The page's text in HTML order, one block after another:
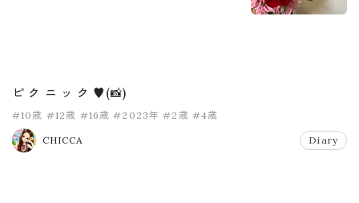
ピ ク ニ ッ ク ♥️(📸)
#10歳 #12歳 #16歳 #2023年 #2歳 #4歳
CHICCA Diary